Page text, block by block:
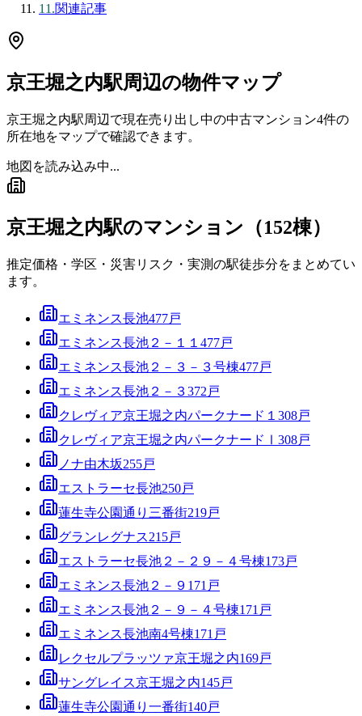
11.関連記事
京王堀之内駅周辺の物件マップ
京王堀之内駅周辺で現在売り出し中の中古マンション4件の
所在地をマップで確認できます。
地図を読み込み中...
京王堀之内駅のマンション（152棟）
推定価格・学区・災害リスク・実測の駅徒歩分をまとめてい
ます。
エミネンス長池477戸
エミネンス長池２－１１ 477戸
エミネンス長池２－３－３号棟477戸
エミネンス長池２－３372 戸
クレヴィア京王堀之内パークナード１ 308戸
クレヴィア京王堀之内パークナードⅠ 308戸
ノナ由木坂255戸
エストラーセ長池250戸
蓮生寺公園通り三番街219戸
グランレグナス215戸
エストラーセ長池２－２９－４号棟173戸
エミネンス長池２－９ 171 戸
エミネンス長池２－９－４号棟171 戸
エミネンス長池南4号棟171 戸
レクセルプラッツァ京王堀之内169戸
サングレイス京王堀之内145戸
蓮生寺公園通り一番街140戸